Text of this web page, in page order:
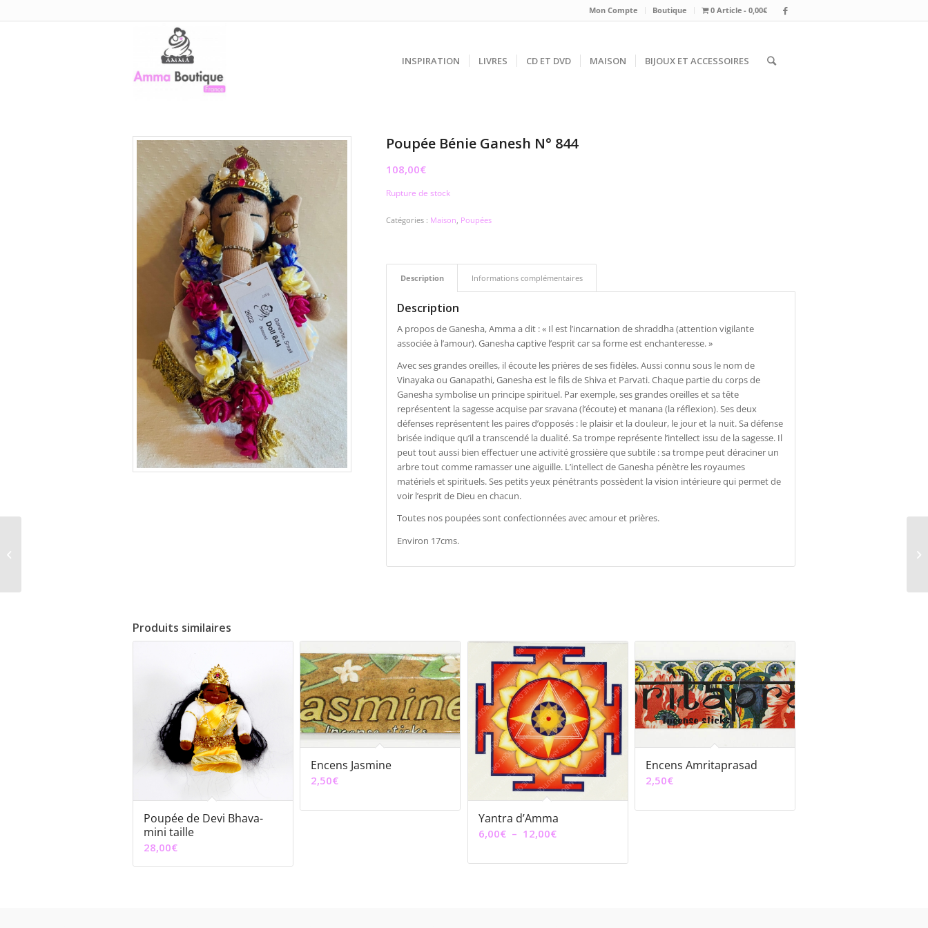
Mon Compte Boutique 0 Article 0,00€
INSPIRATION LIVRES CD ET DVD MAISON BIJOUX ET ACCESSOIRES
Poupée Bénie Ganesh N° 844
108,00€
Rupture de stock
Catégories : Maison, Poupées
Description Informations complémentaires
Description
A propos de Ganesha, Amma a dit : « Il est l’incarnation de shraddha (attention vigilante
associée à l’amour). Ganesha captive l’esprit car sa forme est enchanteresse. »
Avec ses grandes oreilles, il écoute les prières de ses fidèles. Aussi connu sous le nom de
Vinayaka ou Ganapathi, Ganesha est le fils de Shiva et Parvati. Chaque partie du corps de
Ganesha symbolise un principe spirituel. Par exemple, ses grandes oreilles et sa tête
représentent la sagesse acquise par sravana (l’écoute) et manana (la réflexion). Ses deux
défenses représentent les paires d’opposés : le plaisir et la douleur, le jour et la nuit. Sa défense
brisée indique qu’il a transcendé la dualité. Sa trompe représente l’intellect issu de la sagesse. Il
peut tout aussi bien effectuer une activité grossière que subtile : sa trompe peut déraciner un
arbre tout comme ramasser une aiguille. L’intellect de Ganesha pénètre les royaumes
matériels et spirituels. Ses petits yeux pénétrants possèdent la vision intérieure qui permet de
voir l’esprit de Dieu en chacun.
Toutes nos poupées sont confectionnées avec amour et prières.
Environ 17cms.
Produits similaires
Poupée de Devi Bhava-
mini taille
28,00€
Encens Jasmine
2,50€
Yantra d’Amma
6,00€ – 12,00€Plage
prix :
Encens Amritaprasad
2,50€